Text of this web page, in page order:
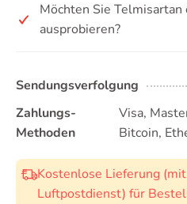
Möchten Sie Telmisartan
ausprobieren?
Sendungsverfolgung
Zahlungs-
Methoden
Visa,
Bitcoin,
Kostenlose Lieferung
Luftpostdienst) für